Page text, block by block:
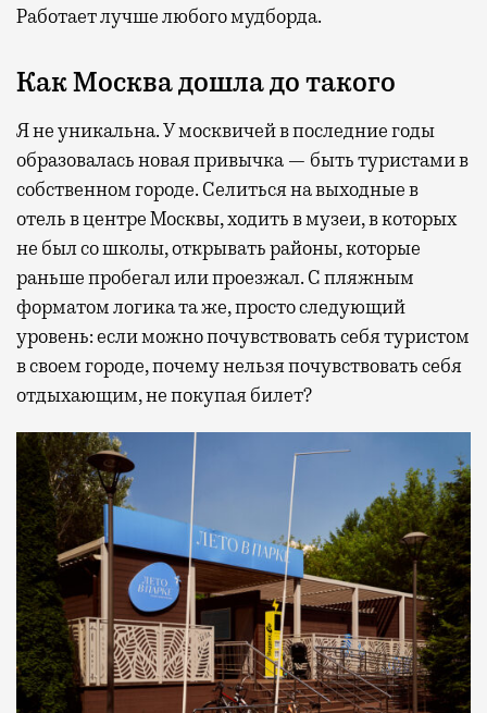
Работает лучше любого мудборда.
Как Москва дошла до такого
Я не уникальна. У москвичей в последние годы
образовалась новая привычка — быть туристами в
собственном городе. Селиться на выходные в
отель в центре Москвы, ходить в музеи, в которых
не был со школы, открывать районы, которые
раньше пробегал или проезжал. С пляжным
форматом логика та же, просто следующий
уровень: если можно почувствовать себя туристом
в своем городе, почему нельзя почувствовать себя
отдыхающим, не покупая билет?